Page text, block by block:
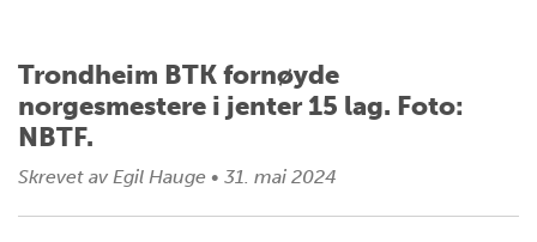
Trondheim BTK fornøyde
norgesmestere i jenter 15 lag. Foto:
NBTF.
Skrevet av Egil Hauge • 31. mai 2024